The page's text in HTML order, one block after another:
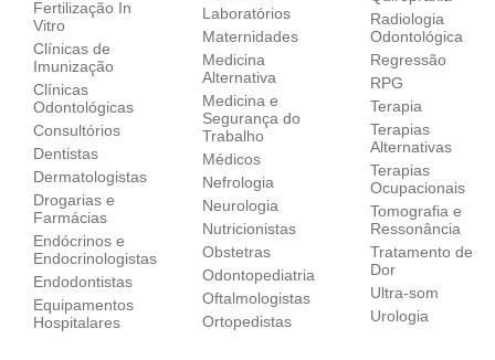
Fertilização In
Vitro
Clínicas de
Imunização
Clínicas
Odontológicas
Consultórios
Dentistas
Dermatologistas
Drogarias e
Farmácias
Endócrinos e
Endocrinologistas
Endodontistas
Equipamentos
Hospitalares
Laboratórios
Maternidades
Medicina
Alternativa
Medicina e
Segurança do
Trabalho
Médicos
Nefrologia
Neurologia
Nutricionistas
Obstetras
Odontopediatria
Oftalmologistas
Ortopedistas
Radiologia
Odontológica
Regressão
RPG
Terapia
Terapias
Alternativas
Terapias
Ocupacionais
Tomografia e
Ressonância
Tratamento de
Dor
Ultra-som
Urologia